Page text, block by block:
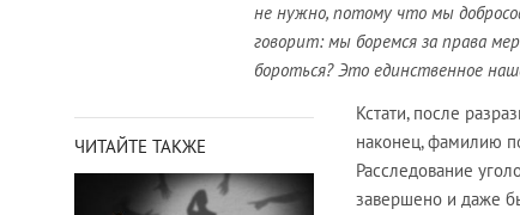
не нужно, потому что мы
говорит: мы боремся за права
бороться? Это единственное
ЧИТАЙТЕ ТАКЖЕ
Кстати, после
наконец, фамилию
Расследование
завершено и даже